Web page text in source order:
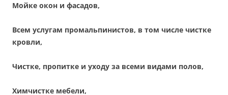
Мойке окон и фасадов,
Всем услугам промальпинистов, в том числе чистке
кровли,
Чистке, пропитке и уходу за всеми видами полов,
Химчистке мебели,